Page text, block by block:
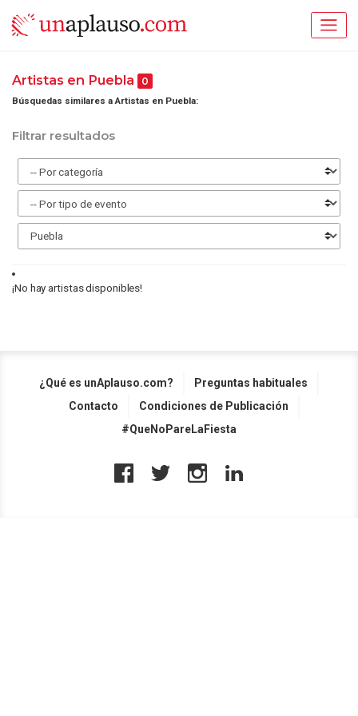
Artistas en Puebla 0
Búsquedas similares a Artistas en Puebla:
Filtrar resultados
¡No hay artistas disponibles!
¿Qué es unAplauso.com?
Preguntas habituales
Contacto
Condiciones de Publicación
#QueNoPareLaFiesta